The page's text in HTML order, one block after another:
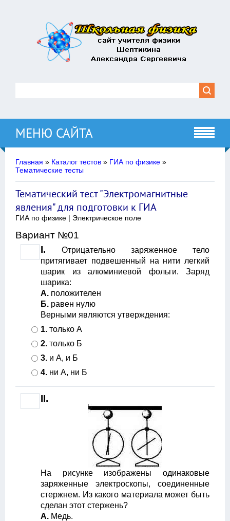
МЕНЮ САЙТА
Главная » Каталог тестов » ГИА по физике »
Тематические тесты
Тематический тест "Электромагнитные
явления" для подготовки к ГИА
ГИА по физике | Электрическое поле
Вариант №01
I.
Отрицательно заряженное тело
притягивает подвешенный на нити легкий
шарик из алюминиевой фольги. Заряд
шарика:
А. положителен
Б. равен нулю
Верными являются утверждения:
1. только А
2. только Б
3. и А, и Б
4. ни А, ни Б
II.
На рисунке изображены одинаковые
заряженные электроскопы, соединенные
стержнем. Из какого материала может быть
сделан этот стержень?
А. Медь.